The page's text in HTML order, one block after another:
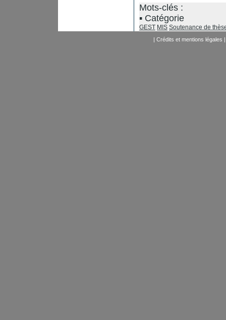
Mots-clés :
Catégorie
GEST MIS Soutenance de
| Crédits et mentions légales